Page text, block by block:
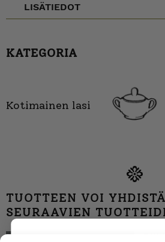
LISÄTIEDOT
KATEGORIA
Kotimainen lasi
TUOTTEEN VOI
SEURAAVIEN